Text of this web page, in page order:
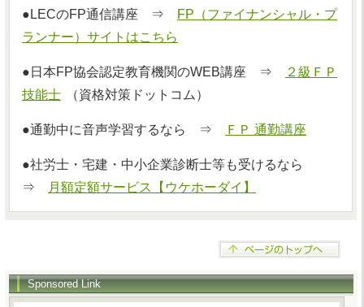
●LECのFP通信講座 ⇒
FP（ファイナンシャル・プ
ランナー）サイトはこちら
●日本FP協会認定教育機関のWEB講座 ⇒
２級ＦＰ
技能士
（資格対策ドットコム）
●通勤中に音声学習するなら ⇒ ＦＰ 通勤講座
●社労士・宅建・中小企業診断士等も受けるなら
⇒
月額定額サービス【ウケホーダイ】
Sponsored Link